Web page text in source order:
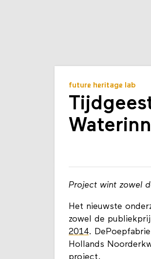
future heritage lab
Project wint zowel
Het nieuwste
zowel de
2014.
Hollands